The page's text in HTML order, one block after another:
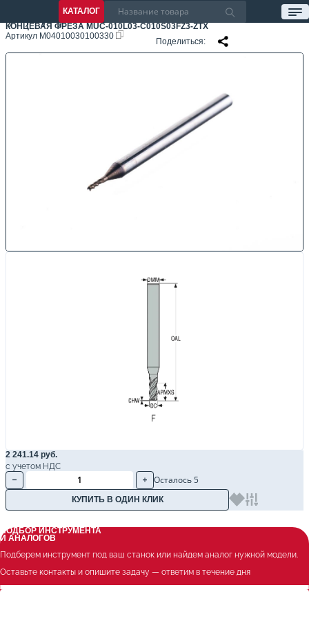
КАТАЛОГ
КОНЦЕВАЯ ФРЕЗА MUC-010L03-C010S03FZ3-ZTX
Артикул M04010030100330
Поделиться
2 241.14 руб.
с учетом НДС
Осталось 5
КУПИТЬ В ОДИН КЛИК
ПОДБОР ИНСТРУМЕНТА
И АНАЛОГОВ
Подберем инструмент под ваш станок или найдем аналог нужной модели.
Оставьте контакты и опишите задачу — ответим в течение дня